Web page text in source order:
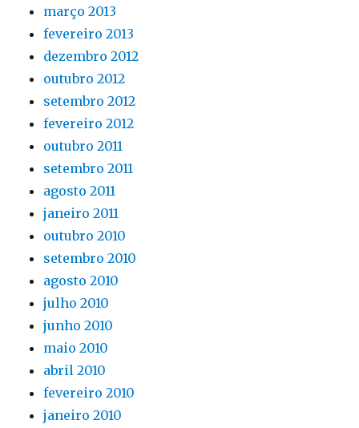
março 2013
fevereiro 2013
dezembro 2012
outubro 2012
setembro 2012
fevereiro 2012
outubro 2011
setembro 2011
agosto 2011
janeiro 2011
outubro 2010
setembro 2010
agosto 2010
julho 2010
junho 2010
maio 2010
abril 2010
fevereiro 2010
janeiro 2010